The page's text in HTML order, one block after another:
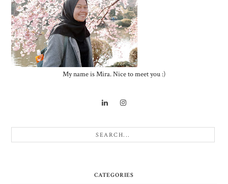
My name is Mira. Nice to meet you :)
CATEGORIES